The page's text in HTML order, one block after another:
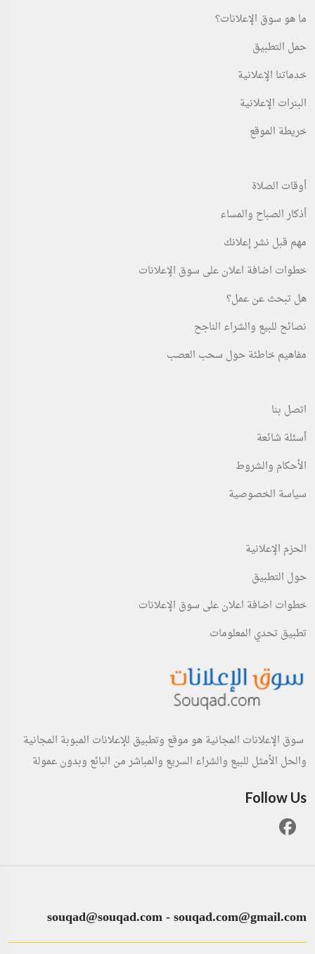
ما هو سوق الإعلانات؟
حمل التطبيق
خدماتنا الإعلانية
البنرات الإعلانية
خريطة الموقع
أوقات الصلاة
أذكار الصباح والمساء
مهم قبل نشر إعلانك
خطوات اضافة اعلان على سوق الإعلانات
هل تبحث عن عمل؟
نصائح للبيع والشراء الناجح
مفاهيم خاطئة حول سحب العصب
اتصل بنا
أسئلة شائعة
الأحكام والشروط
سياسة الخصوصية
الحزم الإعلانية
حول التطبيق
خطوات اضافة اعلان على سوق الإعلانات
تطبيق تحدي المعلومات
سوق الإعلانات المجانية هو موقع وتطبيق للإعلانات المبوبة المجانية
والحل الأمثل للبيع والشراء السريع والمباشر من البائع وبدون عمولة
Follow Us
souqad@souqad.com-souqad.com@gmail.com